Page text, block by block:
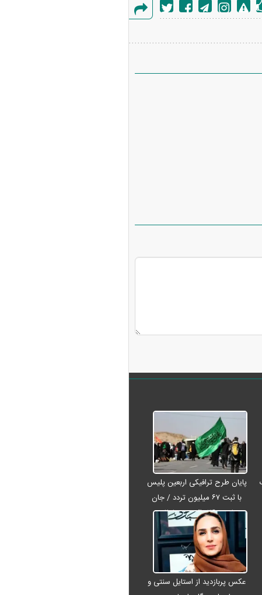
گزارش
پایان طرح ترافیکی اربعین پلیس
با ثبت ۶۷ میلیون تردد / جان
باختن ۲۴ زائر در تصادفات
اربعینی
عکس پربازدید از استایل سنتی و